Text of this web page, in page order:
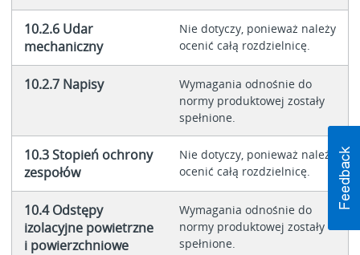
10.2.6 Udar
mechaniczny
Nie dotyczy, ponieważ należy
ocenić całą rozdzielnicę.
10.2.7 Napisy
Wymagania odnośnie do
normy produktowej zostały
spełnione.
10.3 Stopień ochrony
zespołów
Nie dotyczy, ponieważ należy
ocenić całą rozdzielnicę.
10.4 Odstępy
izolacyjne powietrzne
i powierzchniowe
Wymagania odnośnie do
normy produktowej zostały
spełnione.